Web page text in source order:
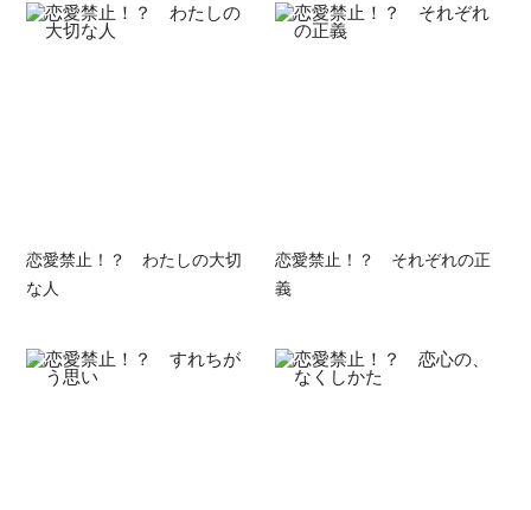
恋愛禁止！？ わたしの大切
な人
恋愛禁止！？ それぞれの正
義